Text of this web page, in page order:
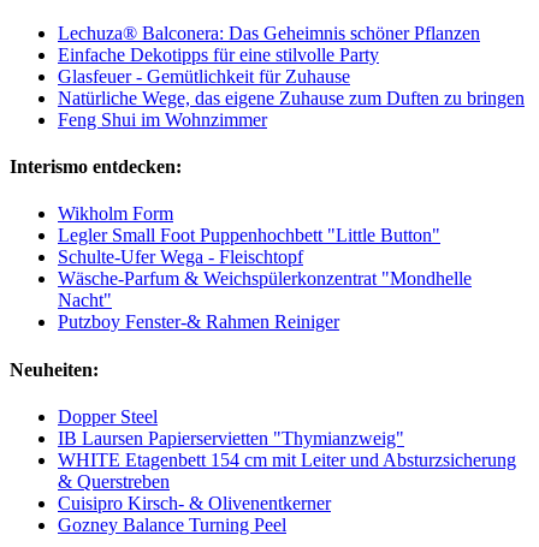
Lechuza® Balconera: Das Geheimnis schöner Pflanzen
Einfache Dekotipps für eine stilvolle Party
Glasfeuer - Gemütlichkeit für Zuhause
Natürliche Wege, das eigene Zuhause zum Duften zu bringen
Feng Shui im Wohnzimmer
Interismo entdecken:
Wikholm Form
Legler Small Foot Puppenhochbett "Little Button"
Schulte-Ufer Wega - Fleischtopf
Wäsche-Parfum & Weichspülerkonzentrat "Mondhelle
Nacht"
Putzboy Fenster-& Rahmen Reiniger
Neuheiten:
Dopper Steel
IB Laursen Papierservietten "Thymianzweig"
WHITE Etagenbett 154 cm mit Leiter und Absturzsicherung
& Querstreben
Cuisipro Kirsch- & Olivenentkerner
Gozney Balance Turning Peel